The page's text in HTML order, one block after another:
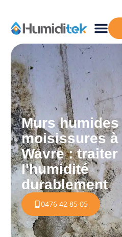
Murs humides
moisissures à
Wavre : traiter
l'humidité
durablement
0476 42 85 05